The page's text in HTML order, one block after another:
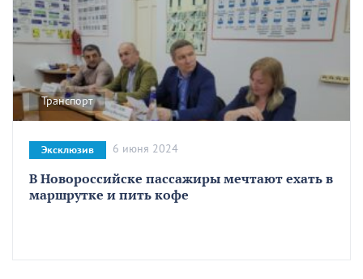
Транспорт
В Новороссийске пассажиры мечтают ехать в
маршрутке и пить кофе
Эксклюзив 6 июня 2024